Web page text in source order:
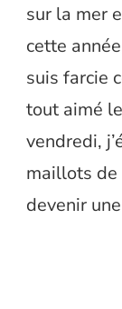
sur la mer
cette
suis farcie
tout aimé
vendredi,
maillots de
devenir